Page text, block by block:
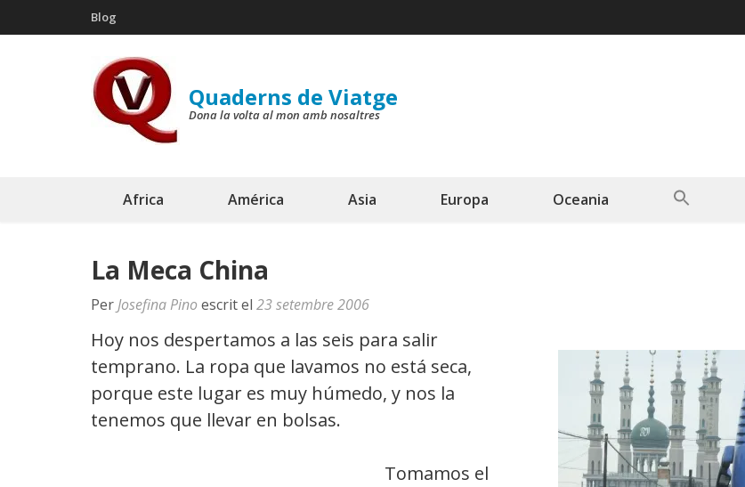
to
Blog
Quaderns de Viatge
Dona la volta al mon amb nosaltres
Africa América Asia Europa Oceania
La Meca China
Per Josefina Pino escrit el 23 setembre 2006
Hoy nos despertamos a las seis para salir
temprano. La ropa que lavamos no está seca,
porque este lugar es muy húmedo, y nos la
tenemos que llevar en bolsas.
Tomamos el